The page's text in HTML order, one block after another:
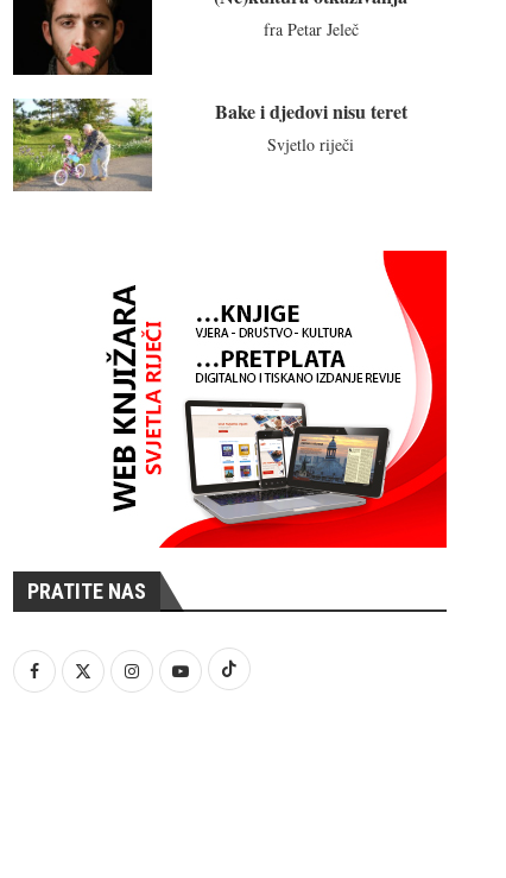
fra Petar Jeleč
Bake i djedovi nisu teret
Svjetlo riječi
PRATITE NAS